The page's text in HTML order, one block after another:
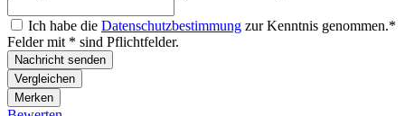
Ich habe die Datenschutzbestimmung zur Kenntnis genommen.*
Felder mit * sind Pflichtfelder.
Nachricht senden
Vergleichen
Merken